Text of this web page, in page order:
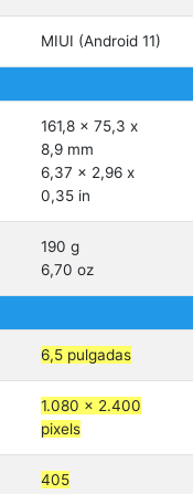
MIUI (Android 11)
161,8 x 75,3 x
8,9 mm
6,37 x 2,96 x
0,35 in
190 g
6,70 oz
6,5 pulgadas
1.080 x 2.400
pixels
405